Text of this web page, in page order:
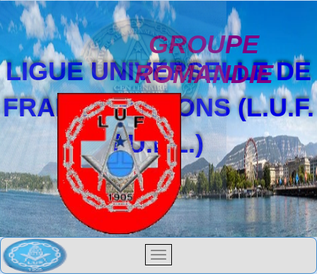
LIGUE UNIVERSELLE DE
FRANCS-MAÇONS (L.U.F.
/ U.F.L.)
GROUPE
ROMANDIE